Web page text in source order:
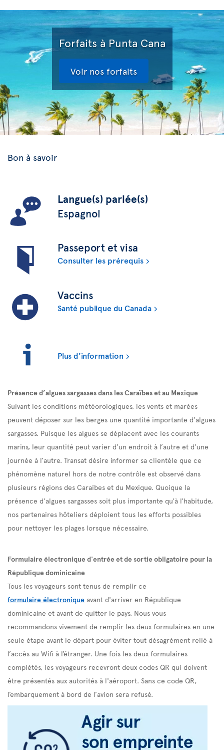
Forfaits à Punta Cana
Voir nos forfaits
Bon à savoir
Langue(s) parlée(s)
Espagnol
Passeport et visa
Consulter les prérequis
Vaccins
Santé publique du Canada
Plus d'information
Présence d’algues sargasses dans les Caraïbes et au Mexique
Suivant les conditions météorologiques, les vents et marées
peuvent déposer sur les berges une quantité importante d’algues
sargasses. Puisque les algues se déplacent avec les courants
marins, leur quantité peut varier d’un endroit à l’autre et d’une
journée à l’autre. Transat désire informer sa clientèle que ce
phénomène naturel hors de notre contrôle est observé dans
plusieurs régions des Caraïbes et du Mexique. Quoique la
présence d’algues sargasses soit plus importante qu’à l’habitude,
nos partenaires hôteliers déploient tous les efforts possibles
pour nettoyer les plages lorsque nécessaire.
Formulaire électronique d'entrée et de sortie obligatoire pour la
République dominicaine
Tous les voyageurs sont tenus de remplir ce
formulaire électronique avant d'arriver en République
dominicaine et avant de quitter le pays. Nous vous
recommandons vivement de remplir les deux formulaires en une
seule étape avant le départ pour éviter tout désagrément relié à
l’accès au Wifi à l’étranger. Une fois les deux formulaires
complétés, les voyageurs recevront deux codes QR qui doivent
être présentés aux autorités à l'aéroport. Sans ce code QR,
l’embarquement à bord de l’avion sera refusé.